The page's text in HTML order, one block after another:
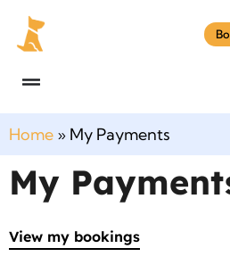
Home » My Payments
My
View my bookings